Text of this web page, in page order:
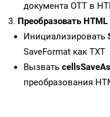
документа OTT в
Преобразовать
Инициализировать
SaveFormat как TXT
Вызвать
преобразования